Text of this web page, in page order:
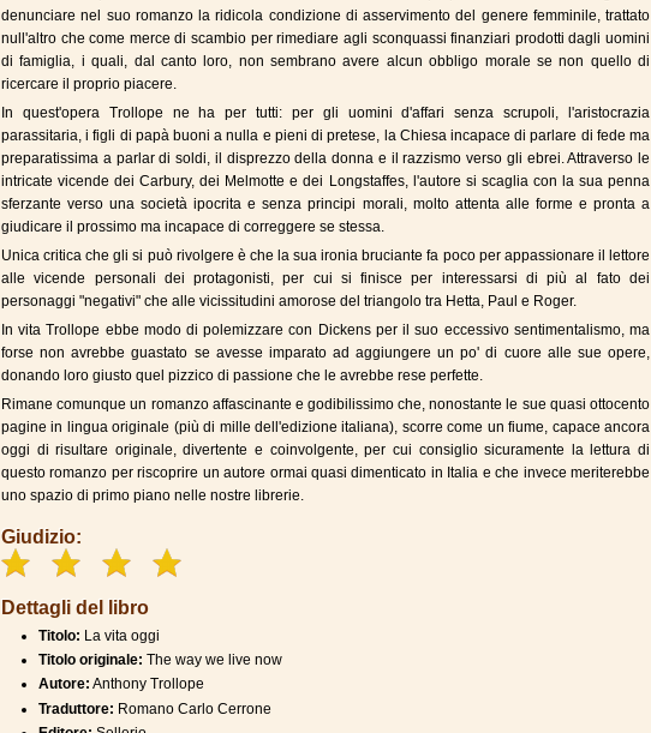
denunciare nel suo romanzo la ridicola condizione di asservimento del genere femminile, trattato
null'altro che come merce di scambio per rimediare agli sconquassi finanziari prodotti dagli uomini
di famiglia, i quali, dal canto loro, non sembrano avere alcun obbligo morale se non quello di
ricercare il proprio piacere.
In quest'opera Trollope ne ha per tutti: per gli uomini d'affari senza scrupoli, l'aristocrazia
parassitaria, i figli di papà buoni a nulla e pieni di pretese, la Chiesa incapace di parlare di fede ma
preparatissima a parlar di soldi, il disprezzo della donna e il razzismo verso gli ebrei. Attraverso le
intricate vicende dei Carbury, dei Melmotte e dei Longstaffes, l'autore si scaglia con la sua penna
sferzante verso una società ipocrita e senza principi morali, molto attenta alle forme e pronta a
giudicare il prossimo ma incapace di correggere se stessa.
Unica critica che gli si può rivolgere è che la sua ironia bruciante fa poco per appassionare il lettore
alle vicende personali dei protagonisti, per cui si finisce per interessarsi di più al fato dei
personaggi "negativi" che alle vicissitudini amorose del triangolo tra Hetta, Paul e Roger.
In vita Trollope ebbe modo di polemizzare con Dickens per il suo eccessivo sentimentalismo, ma
forse non avrebbe guastato se avesse imparato ad aggiungere un po' di cuore alle sue opere,
donando loro giusto quel pizzico di passione che le avrebbe rese perfette.
Rimane comunque un romanzo affascinante e godibilissimo che, nonostante le sue quasi ottocento
pagine in lingua originale (più di mille dell'edizione italiana), scorre come un fiume, capace ancora
oggi di risultare originale, divertente e coinvolgente, per cui consiglio sicuramente la lettura di
questo romanzo per riscoprire un autore ormai quasi dimenticato in Italia e che invece meriterebbe
uno spazio di primo piano nelle nostre librerie.
Giudizio:
Dettagli del libro
Titolo: La vita oggi
Titolo originale: The way we live now
Autore: Anthony Trollope
Traduttore: Romano Carlo Cerrone